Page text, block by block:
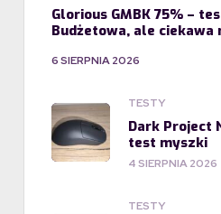
Glorious GMBK 75% –
Budżetowa, ale ciekawa
6 SIERPNIA 2026
TESTY
Dark Project
test myszki
4 SIERPNIA 2026
TESTY